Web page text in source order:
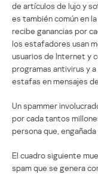
de artículos de lujo y
es también común en
recibe ganancias por
los estafadores usan
usuarios de Internet y
programas antivirus y
estafas en mensajes
Un spammer
por cada tantos
persona que,
El cuadro siguiente
spam que se genera